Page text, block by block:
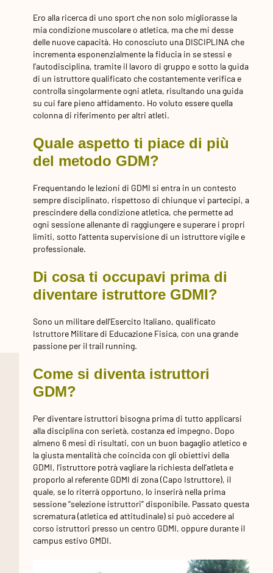
Ero alla ricerca di uno sport che non solo migliorasse la
mia condizione muscolare o atletica, ma che mi desse
delle nuove capacità. Ho conosciuto una DISCIPLINA che
incrementa esponenzialmente la fiducia in se stessi e
l’autodisciplina, tramite il lavoro di gruppo e sotto la guida
di un istruttore qualificato che costantemente verifica e
controlla singolarmente ogni atleta, risultando una guida
su cui fare pieno affidamento. Ho voluto essere quella
colonna di riferimento per altri atleti.
Quale aspetto ti piace di più
del metodo GDM?
Frequentando le lezioni di GDMI si entra in un contesto
sempre disciplinato, rispettoso di chiunque vi partecipi, a
prescindere della condizione atletica, che permette ad
ogni sessione allenante di raggiungere e superare i propri
limiti, sotto l’attenta supervisione di un istruttore vigile e
professionale.
Di cosa ti occupavi prima di
diventare istruttore GDMI?
Sono un militare dell’Esercito Italiano, qualificato
Istruttore Militare di Educazione Fisica, con una grande
passione per il trail running.
Come si diventa istruttori
GDM?
Per diventare istruttori bisogna prima di tutto applicarsi
alla disciplina con serietà, costanza ed impegno. Dopo
almeno 6 mesi di risultati, con un buon bagaglio atletico e
la giusta mentalità che coincida con gli obiettivi della
GDMI, l’istruttore potrà vagliare la richiesta dell’atleta e
proporlo al referente GDMI di zona (Capo Istruttore), il
quale, se lo riterrà opportuno, lo inserirà nella prima
sessione “selezione istruttori” disponibile. Passato questa
scrematura (atletica ed attitudinale) si può accedere al
corso istruttori presso un centro GDMI, oppure durante il
campus estivo GMDI.